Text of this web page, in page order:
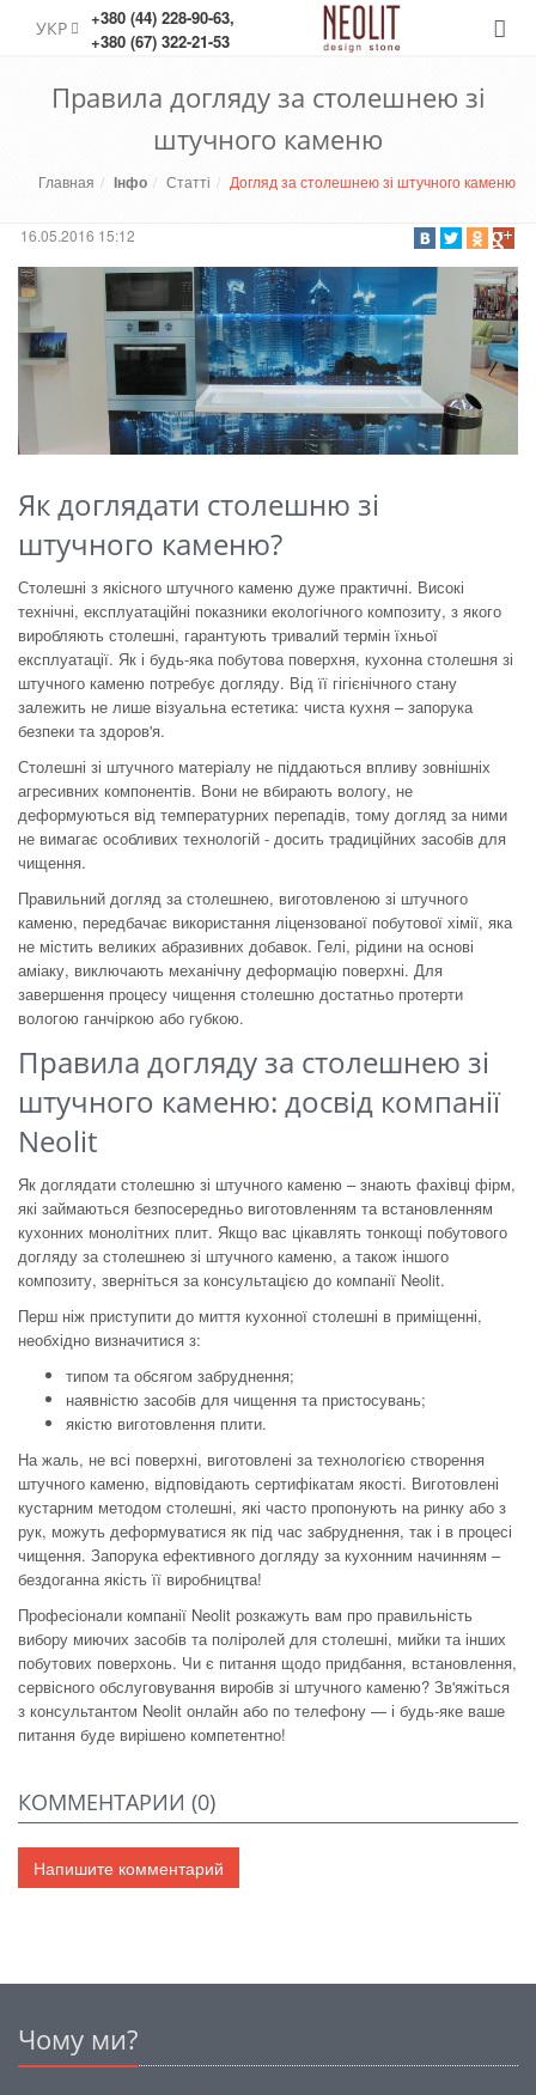
УКР +380 (44) 228-90-63,
+380 (67) 322-21-53
Меню
Правила догляду за столешнею зі
штучного каменю
Главная Інфо Статті Догляд за столешнею зі штучного каменю
16.05.2016 15:12
Як доглядати столешню зі
штучного каменю?
Столешні з якісного штучного каменю дуже практичні. Високі
технічні, експлуатаційні показники екологічного композиту, з якого
виробляють столешні, гарантують тривалий термін їхньої
експлуатації. Як і будь-яка побутова поверхня, кухонна столешня зі
штучного каменю потребує догляду. Від її гігієнічного стану
залежить не лише візуальна естетика: чиста кухня – запорука
безпеки та здоров'я.
Столешні зі штучного матеріалу не піддаються впливу зовнішніх
агресивних компонентів. Вони не вбирають вологу, не
деформуються від температурних перепадів, тому догляд за ними
не вимагає особливих технологій - досить традиційних засобів для
чищення.
Правильний догляд за столешнею, виготовленою зі штучного
каменю, передбачає використання ліцензованої побутової хімії, яка
не містить великих абразивних добавок. Гелі, рідини на основі
аміаку, виключають механічну деформацію поверхні. Для
завершення процесу чищення столешню достатньо протерти
вологою ганчіркою або губкою.
Правила догляду за столешнею зі
штучного каменю: досвід компанії
Neolit
Як доглядати столешню зі штучного каменю – знають фахівці фірм,
які займаються безпосередньо виготовленням та встановленням
кухонних монолітних плит. Якщо вас цікавлять тонкощі побутового
догляду за столешнею зі штучного каменю, а також іншого
композиту, зверніться за консультацією до компанії Neolit.
Перш ніж приступити до миття кухонної столешні в приміщенні,
необхідно визначитися з:
типом та обсягом забруднення;
наявністю засобів для чищення та пристосувань;
якістю виготовлення плити.
На жаль, не всі поверхні, виготовлені за технологією створення
штучного каменю, відповідають сертифікатам якості. Виготовлені
кустарним методом столешні, які часто пропонують на ринку або з
рук, можуть деформуватися як під час забруднення, так і в процесі
чищення. Запорука ефективного догляду за кухонним начинням –
бездоганна якість її виробництва!
Професіонали компанії Neolit ​​розкажуть вам про правильність
вибору миючих засобів та поліролей для столешні, мийки та інших
побутових поверхонь. Чи є питання щодо придбання, встановлення,
сервісного обслуговування виробів зі штучного каменю? Зв'яжіться
з консультантом Neolit ​​онлайн або по телефону — і будь-яке ваше
питання буде вирішено компетентно!
КОММЕНТАРИИ (0)
Напишите комментарий
Чому ми?